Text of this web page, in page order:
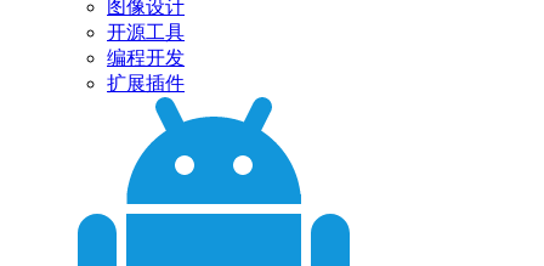
图像设计
开源工具
编程开发
扩展插件